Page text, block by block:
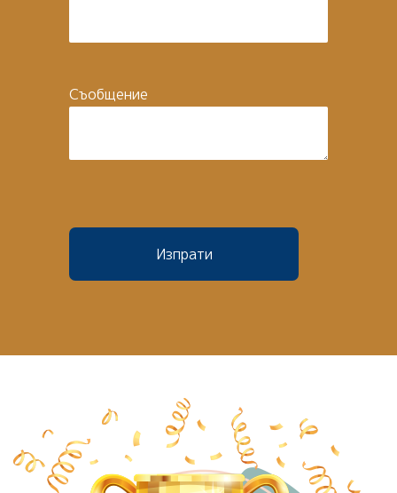
Съобщение